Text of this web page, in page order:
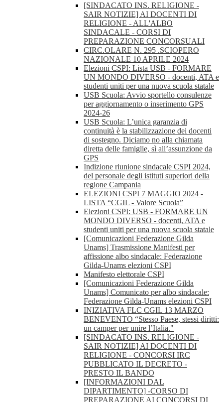
[SINDACATO INS. RELIGIONE -
SAIR NOTIZIE] AI DOCENTI DI
RELIGIONE - ALL'ALBO
SINDACALE - CORSI DI
PREPARAZIONE CONCORSUALI
CIRC.OLARE N. 295 .SCIOPERO
NAZIONALE 10 APRILE 2024
Elezioni CSPI: Lista USB - FORMARE
UN MONDO DIVERSO - docenti, ATA e
studenti uniti per una nuova scuola statale
USB Scuola: Avvio sportello consulenze
per aggiornamento o inserimento GPS
2024-26
USB Scuola: L’unica garanzia di
continuità è la stabilizzazione dei docenti
di sostegno. Diciamo no alla chiamata
diretta delle famiglie, sì all’assunzione da
GPS
Indizione riunione sindacale CSPI 2024,
del personale degli istituti superiori della
regione Campania
ELEZIONI CSPI 7 MAGGIO 2024 -
LISTA “CGIL - Valore Scuola”
Elezioni CSPI: USB - FORMARE UN
MONDO DIVERSO - docenti, ATA e
studenti uniti per una nuova scuola statale
[Comunicazioni Federazione Gilda
Unams] Trasmissione Manifesti per
affissione albo sindacale: Federazione
Gilda-Unams elezioni CSPI
Manifesto elettorale CSPI
[Comunicazioni Federazione Gilda
Unams] Comunicato per albo sindacale:
Federazione Gilda-Unams elezioni CSPI
INIZIATIVA FLC CGIL 13 MARZO
BENEVENTO “Stesso Paese, stessi diritti:
un camper per unire l’Italia."
[SINDACATO INS. RELIGIONE -
SAIR NOTIZIE] AI DOCENTI DI
RELIGIONE - CONCORSI IRC
PUBBLICATO IL DECRETO -
PRESTO IL BANDO
[INFORMAZIONI DAL
DIPARTIMENTO] -CORSO DI
PREPARAZIONE AI CONCORSI DI